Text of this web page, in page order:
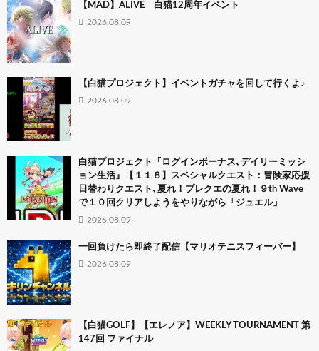
【MAD】ALIVE 白猫12周年イベント
2026.08.09
【白猫プロジェクト】イベントガチャを回して行くよ♪
2026.08.09
白猫プロジェクト『ログインボーナス､デイリーミッシ
ョン生活』【１１８】スペシャルクエスト：冒険家応援
日替わりクエスト､夏れ！プレクエの夏れ！９th Wave
で１０回クリアしようをやりながら「ジュエル」
2026.08.09
一回負けたら即終了配信【マリオテニスフィーバー】
2026.08.09
【白猫GOLF】【エレノア】WEEKLY TOURNAMENT 第
147回 ファイナル